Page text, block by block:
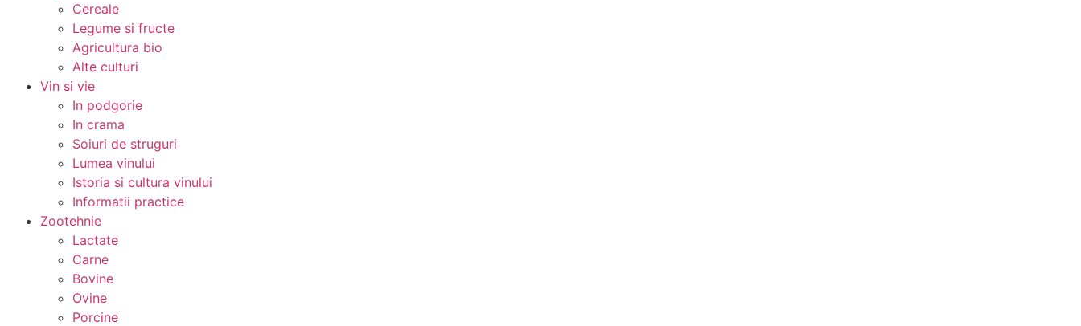
Cereale
Legume si fructe
Agricultura bio
Alte culturi
Vin si vie
In podgorie
In crama
Soiuri de struguri
Lumea vinului
Istoria si cultura vinului
Informatii practice
Zootehnie
Lactate
Carne
Bovine
Ovine
Porcine